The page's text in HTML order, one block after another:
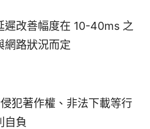
遲改善幅度在 10-40ms 之
網路狀況而定
犯著作權、非法下載等行
自負